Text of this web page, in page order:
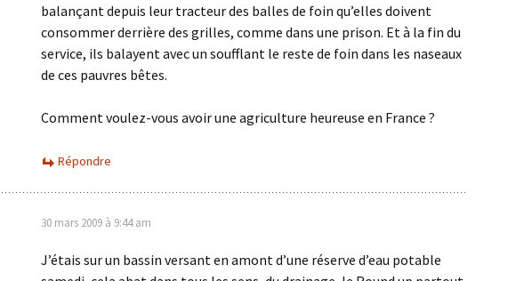
balançant depuis leur tracteur des balles de foin qu’elles doivent
consommer derrière des grilles, comme dans une prison. Et à la fin du
service, ils balayent avec un soufflant le reste de foin dans les naseaux
de ces pauvres bêtes.
Comment voulez-vous avoir une agriculture heureuse en France ?
Répondre
30 mars 2009 à 9:44 am
J’étais sur un bassin versant en amont d’une réserve d’eau potable